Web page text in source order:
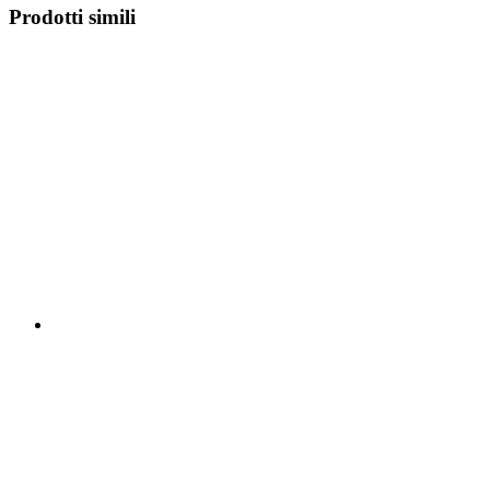
Prodotti simili